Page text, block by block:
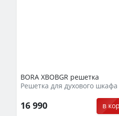
BORA XBOBGR решетка
Решетка для духового шкафа
16 990 в